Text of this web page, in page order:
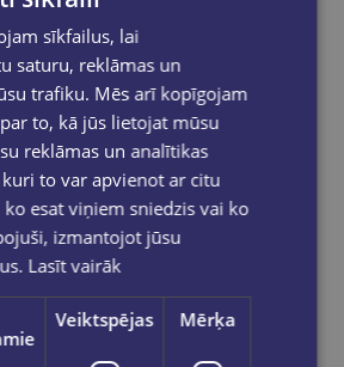
un saņem 10% atlaidi pilnas
apstrāde notiek darba dienās.
pasūtījumi tiek apstrādāti un
darba dienu laikā.
piegādeuz OMNIVA
Latvijā
pasūtījumiem no €40.00.
piegāde jebkurā GLOBUSS
1-5 darba dienu laikā, kad
būs gatavs saņemšanai, saņemsi
vai SMS.
sīkfailus, lai
saturu, reklāmas un
trafiku. Mēs arī kopīgojam
to, kā jūs lietojat mūsu
reklāmas un analītikas
to var apvienot ar citu
esat viņiem sniedzis vai ko
izmantojot jūsu
Lasīt vairāk
Veiktspējas Mērķa